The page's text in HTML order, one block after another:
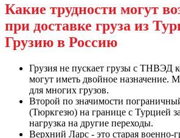
Какие трудности могут
при доставке груза из
Грузию в Россию
Грузия не пускает грузы с ТНВЭД
могут иметь двойное назначение.
для многих грузов.
Второй по значимости
(Тюркгезю) на границе с Турцией
нагрузка на другие переходы.
Верхний Ларс - это старая военно-